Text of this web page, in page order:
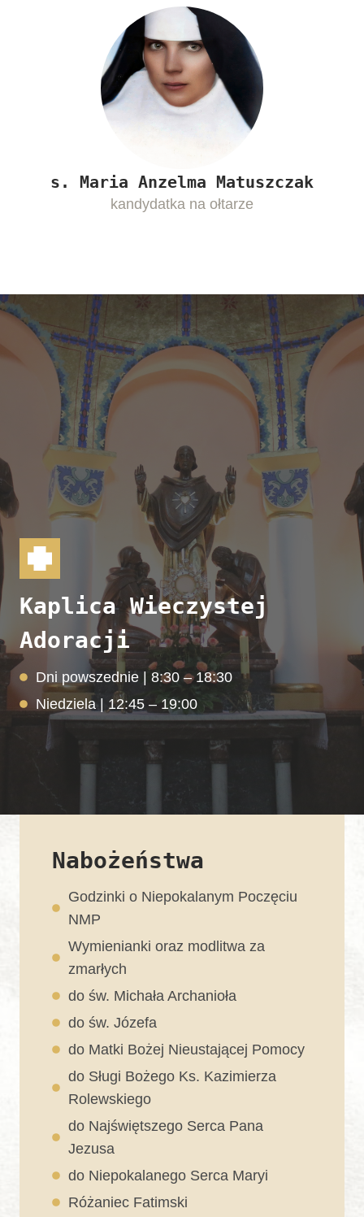
s. Maria Anzelma Matuszczak
kandydatka na ołtarze
Kaplica Wieczystej
Adoracji
Dni powszednie | 8:30 – 18:30
Niedziela | 12:45 – 19:00
Nabożeństwa
Godzinki o Niepokalanym Poczęciu
NMP
Wymienianki oraz modlitwa za
zmarłych
do św. Michała Archanioła
do św. Józefa
do Matki Bożej Nieustającej Pomocy
do Sługi Bożego Ks. Kazimierza
Rolewskiego
do Najświętszego Serca Pana
Jezusa
do Niepokalanego Serca Maryi
Różaniec Fatimski